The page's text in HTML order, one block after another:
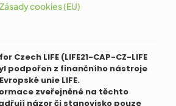
Zásady cookies (EU)
Czech LIFE (LIFE21-CAP-CZ-LIFE
podpořen z finančního nástroje
Evropské unie LIFE.
zveřejněné na těchto
názor či stanovisko pouze